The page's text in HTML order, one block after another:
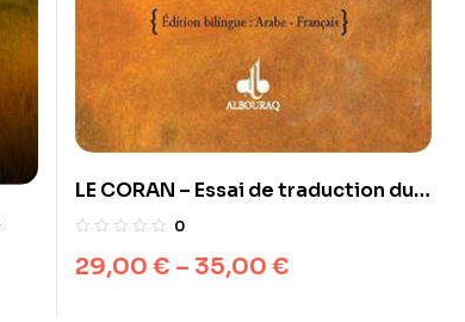
LE CORAN – Essai de traduction du
Coran – Maurice Gloton
0
29,00 € – 35,00 €